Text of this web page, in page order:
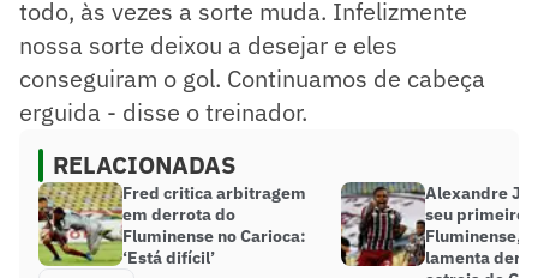
todo, às vezes a sorte muda. Infelizmente
nossa sorte deixou a desejar e eles
conseguiram o gol. Continuamos de cabeça
erguida - disse o treinador.
RELACIONADAS
Fred critica arbitragem
em derrota do
Fluminense no Carioca:
‘Está difícil’
Alexandre
seu primeiro
Fluminense,
lamenta